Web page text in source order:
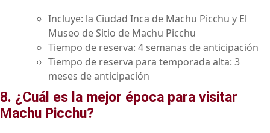
Incluye: la Ciudad Inca de Machu Picchu y El
Museo de Sitio de Machu Picchu
Tiempo de reserva: 4 semanas de anticipación
Tiempo de reserva para temporada alta: 3
meses de anticipación
8. ¿Cuál es la mejor época para visitar
Machu Picchu?